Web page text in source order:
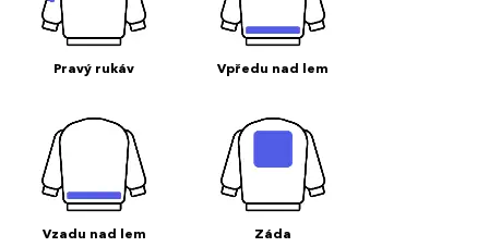
Pravý rukáv Vpředu nad lem
Vzadu nad lem Záda